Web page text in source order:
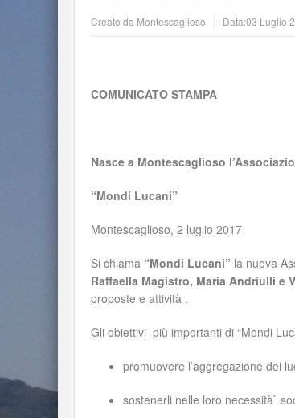
Creato da Montescaglioso Data:03 Luglio
COMUNICATO STAMPA
Nasce a Montescaglioso
“Mondi Lucani”
Montescaglioso, 2 luglio 2017
Si chiama “Mondi Lucani” la nuova
Raffaella Magistro, Maria Andriulli e
proposte e attività .
Gli obiettivi più importanti di “Mondi
promuovere l’aggregazione dei
sostenerli nelle loro necessità`